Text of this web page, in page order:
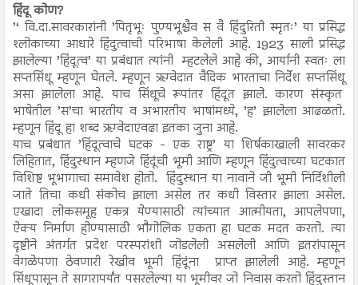
हिंदू कोण?
’‘ वि.दा.सावरकारांनी ’पितृभूः पुण्यभूश्चैव स वै हिंदुरिती स्मृतः’ या प्रसिद्ध
श्लोकाच्या आधारे हिंदुत्वाची परिभाषा केलेली आहे. 1923 साली प्रसिद्ध
झालेल्या ’हिंदूत्व’ या प्रबंधात त्यांनी म्हटलेले आहे की, आर्यानी स्वतः ला
सप्तसिंधू म्हणून घेतले. म्हणून ऋग्वेदात वैदिक भारताचा निर्देश सप्तसिंधू
असा झालेला आहे. याच सिंधूचे रूपांतर हिंदूत झाले. कारण संस्कृत
भाषेतील ’स’चा भारतीय व अभारतीय भाषांमध्ये, ’ह’ झालेला आढळतो.
म्हणून हिंदू हा शब्द ऋग्वेदाएवढा इतका जुना आहे.
याच प्रबंधात ’हिंदूत्वाचे घटक - एक राष्ट्र’ या शिर्षकाखाली सावरकर
लिहितात, हिंदुस्थान म्हणजे हिंदूंची भूमी आणि म्हणून हिंदुत्वाच्या घटकात
विशिष्ट भूभागाचा समावेश होतो. हिंदुस्थान या नावाने जी भूमी निर्दिशीली
जाते तिचा कधी संकोच झाला असेल तर कधी विस्तार झाला असेल.
एखादा लोकसमूह एकत्र येण्यासाठी त्यांच्यात आत्मीयता, आपलेपणा,
ऐक्य निर्माण होण्यासाठी भौगोलिक एकता हा घटक मदत करतो. त्या
दृष्टीने अंतर्गत प्रदेश परस्परांशी जोडलेली असलेली आणि इतरांपासून
वेगळेपणा ठेवणारी रेखीव भूमी हिंदूंना प्राप्त झालेली आहे. म्हणून
सिंधूपासून ते सागरापर्यंत पसरलेल्या या भूमीवर जो निवास करतो हिंदुस्तान